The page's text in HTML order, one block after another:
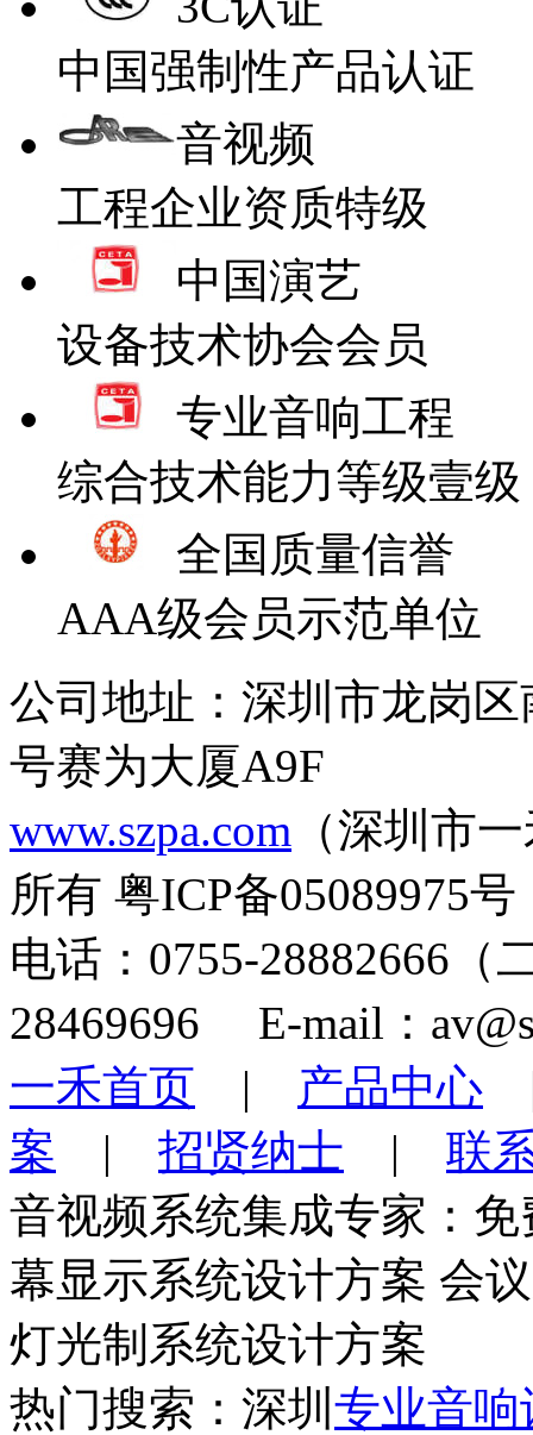
中国强制性产品认证
音视频
工程企业资质特级
中国演艺
设备技术协会会员
专业音响工程
综合技术能力等级壹级
全国质量信誉
AAA级会员示范单位
公司地址：深圳市龙岗
号赛为大厦A9F
www.szpa.com （深圳市
所有 粤ICP备05089975号
电话：0755-28882666
28469696 E-mail：
一禾首页 | 产品中心
案 | 招贤纳士 | 联
音视频系统集成专家：
幕显示系统设计方案 会
灯光制系统设计方案
热门搜索：深圳 专业音响